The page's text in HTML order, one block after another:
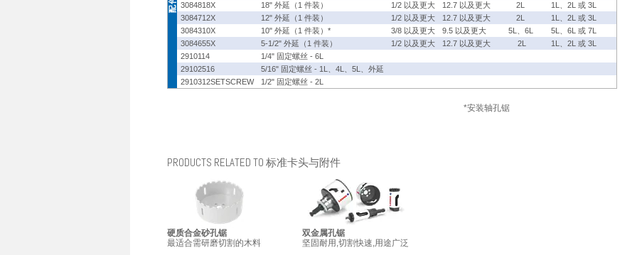
3084818X
18" 外延（1 件装） 1/2 以及更大 12.7 以及更大 2L
1L、2L 或 3L
3084712X
12" 外延（1 件装） 1/2 以及更大 12.7 以及更大 2L
1L、2L 或 3L
3084310X
10" 外延（1 件装）* 3/8 以及更大 9.5 以及更大 5L、6L
5L、6L 或 7L
3084655X
5-1/2" 外延（1 件装） 1/2 以及更大 12.7 以及更大 2L
1L、2L 或 3L
2910114
1/4" 固定螺丝 - 6L
29102516
5/16" 固定螺丝 - 1L、4L、5L、外延
2910312SETSCREW
1/2" 固定螺丝 - 2L
*安装轴孔锯
PRODUCTS RELATED TO 标准卡头与附件
硬质合金砂孔锯
最适合需研磨切割的木料
双金属孔锯
坚固耐用,切割快速,用途广泛